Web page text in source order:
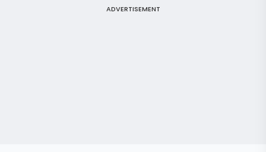
ADVERTISEMENT